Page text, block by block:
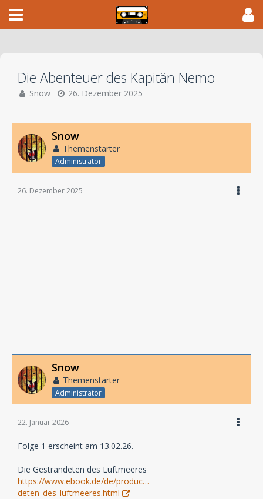
Die Abenteuer des Kapitän Nemo
Snow 26. Dezember 2025
Snow
Themenstarter
Administrator
26. Dezember 2025
Snow
Themenstarter
Administrator
22. Januar 2026
Folge 1 erscheint am 13.02.26.
Die Gestrandeten des Luftmeeres
https://www.ebook.de/de/produc…
deten_des_luftmeeres.html